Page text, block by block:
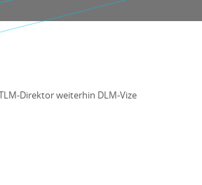
Direktor weiterhin DLM-Vize